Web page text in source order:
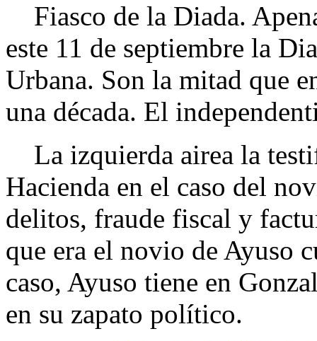
Fiasco de la Diada.
este 11 de septiembre la
Urbana. Son la mitad que
una década. El
La izquierda airea la
Hacienda en el caso del
delitos, fraude fiscal y
que era el novio de Ayuso
caso, Ayuso tiene en
en su zapato político.